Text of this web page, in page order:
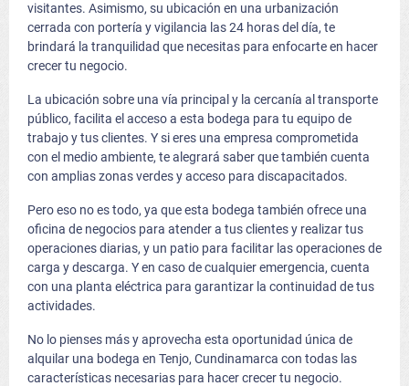
visitantes. Asimismo, su ubicación en una urbanización
cerrada con portería y vigilancia las 24 horas del día, te
brindará la tranquilidad que necesitas para enfocarte en hacer
crecer tu negocio.
La ubicación sobre una vía principal y la cercanía al transporte
público, facilita el acceso a esta bodega para tu equipo de
trabajo y tus clientes. Y si eres una empresa comprometida
con el medio ambiente, te alegrará saber que también cuenta
con amplias zonas verdes y acceso para discapacitados.
Pero eso no es todo, ya que esta bodega también ofrece una
oficina de negocios para atender a tus clientes y realizar tus
operaciones diarias, y un patio para facilitar las operaciones de
carga y descarga. Y en caso de cualquier emergencia, cuenta
con una planta eléctrica para garantizar la continuidad de tus
actividades.
No lo pienses más y aprovecha esta oportunidad única de
alquilar una bodega en Tenjo, Cundinamarca con todas las
características necesarias para hacer crecer tu negocio.